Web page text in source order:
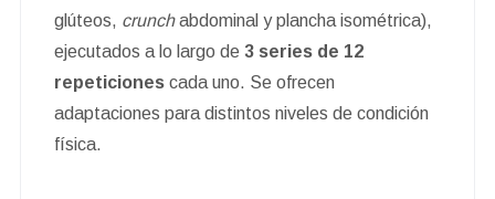
glúteos, crunchabdominal y plancha isométrica),
ejecutados a lo largo de 3 series de 12
repeticionescada uno. Se ofrecen
adaptaciones para distintos niveles de condición
física.